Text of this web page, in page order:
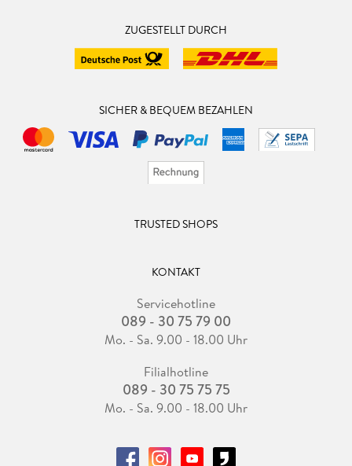
ZUGESTELLT DURCH
SICHER & BEQUEM BEZAHLEN
TRUSTED SHOPS
KONTAKT
Servicehotline
089 - 30 75 79 00
Mo. - Sa. 9.00 - 18.00 Uhr
Filialhotline
089 - 30 75 75 75
Mo. - Sa. 9.00 - 18.00 Uhr